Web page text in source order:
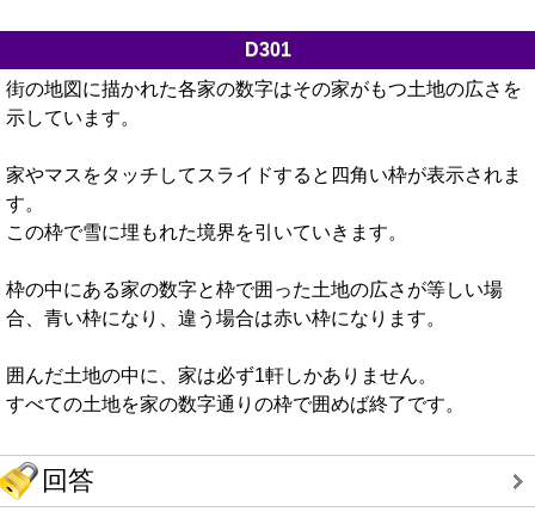
D301
街の地図に描かれた各家の数字はその家がもつ土地の広さを
示しています。
家やマスをタッチしてスライドすると四角い枠が表示されま
す。
この枠で雪に埋もれた境界を引いていきます。
枠の中にある家の数字と枠で囲った土地の広さが等しい場
合、青い枠になり、違う場合は赤い枠になります。
囲んだ土地の中に、家は必ず1軒しかありません。
すべての土地を家の数字通りの枠で囲めば終了です。
回答